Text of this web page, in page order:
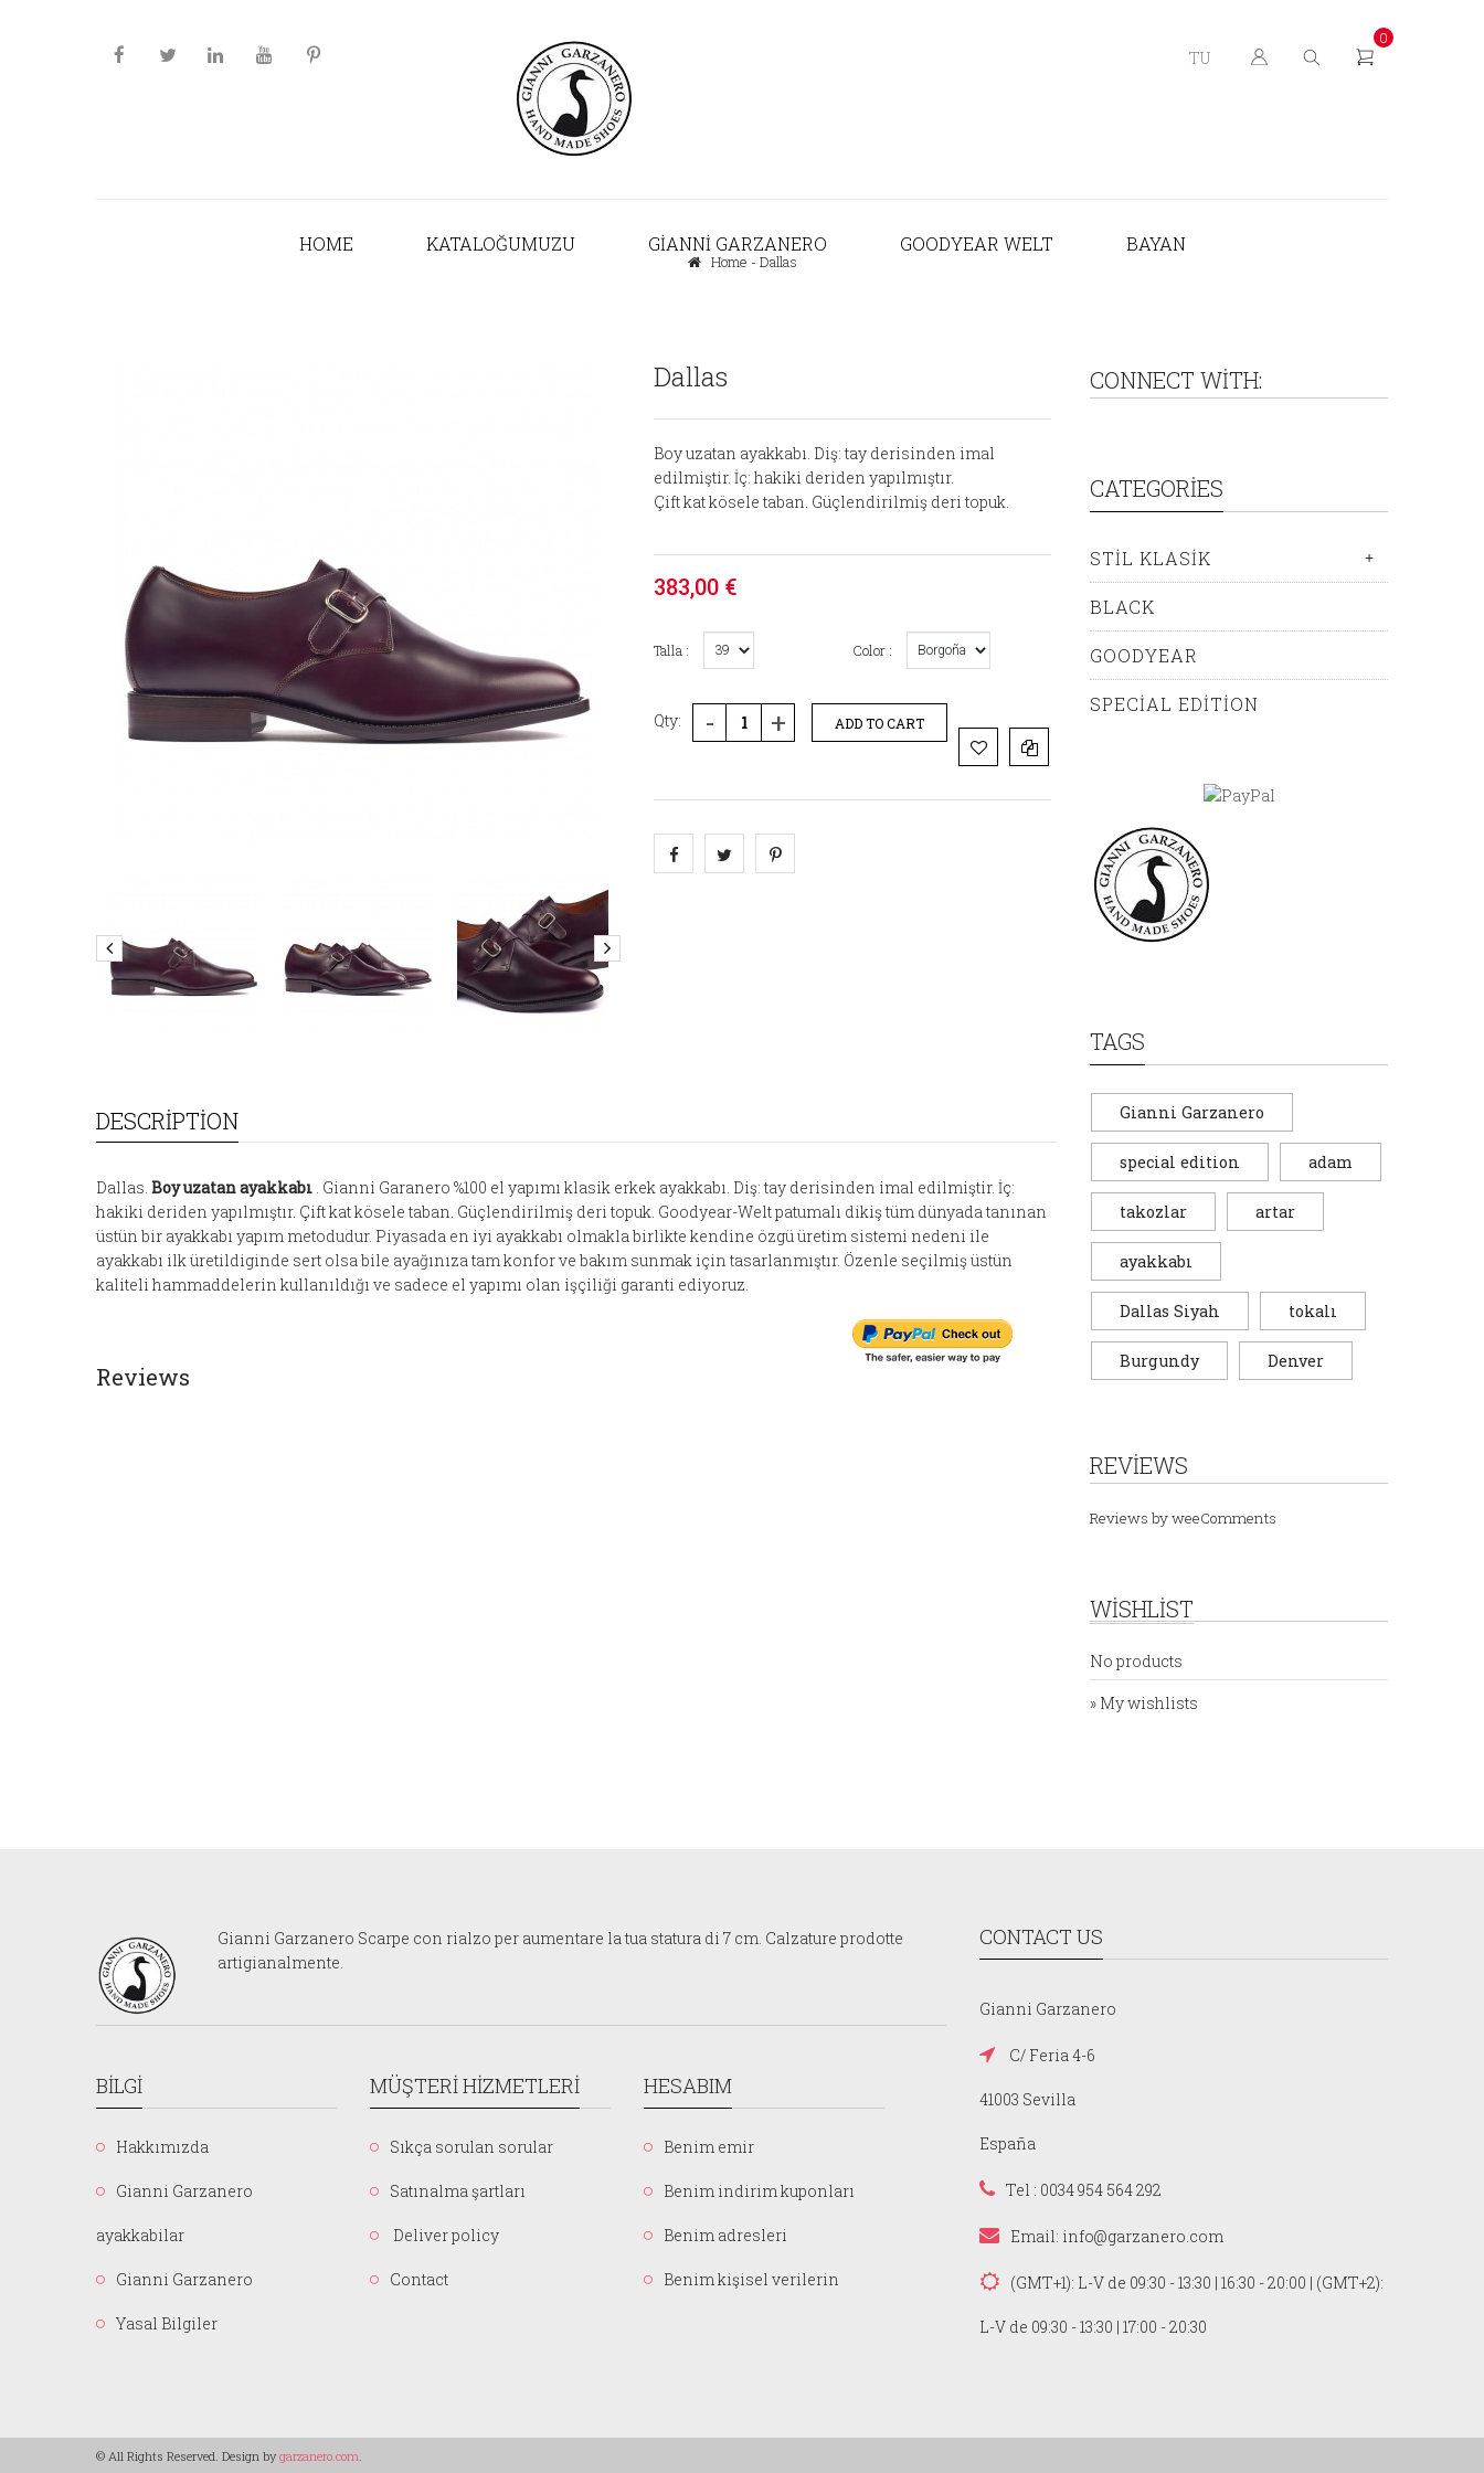
TU
0
HOME KATALOĞUMUZU GIANNI GARZANERO GOODYEAR WELT BAYAN
Home - Dallas
Dallas
Boy uzatan ayakkabı. Diş: tay derisinden imal
edilmiştir. İç: hakiki deriden yapılmıştır.
Çift kat kösele taban. Güçlendirilmiş deri topuk.
383,00 €
Talla : Color :
Qty: - + ADD TO CART
DESCRIPTION
Dallas. Boy uzatan ayakkabı . Gianni Garanero %100 el yapımı klasik erkek ayakkabı. Diş: tay derisinden imal edilmiştir. İç:
hakiki deriden yapılmıştır. Çift kat kösele taban. Güçlendirilmiş deri topuk. Goodyear-Welt patumalı dikiş tüm dünyada tanınan
üstün bir ayakkabı yapım metodudur. Piyasada en iyi ayakkabı olmakla birlikte kendine özgü üretim sistemi nedeni ile
ayakkabı ilk üretildiginde sert olsa bile ayağınıza tam konfor ve bakım sunmak için tasarlanmıştır. Özenle seçilmiş üstün
kaliteli hammaddelerin kullanıldığı ve sadece el yapımı olan işçiliği garanti ediyoruz.
Reviews
CONNECT WITH:
CATEGORIES
+
STIL KLASIK
BLACK
GOODYEAR
SPECIAL EDITION
TAGS
Gianni Garzanero
special edition adam
takozlar artar
ayakkabı
Dallas Siyah tokalı
Burgundy Denver
REVIEWS
Reviews byweeComments
WISHLIST
No products
» My wishlists
Gianni Garzanero Scarpe con rialzo per aumentare la tua statura di 7 cm. Calzature prodotte
artigianalmente.
CONTACT US
Gianni Garzanero
C/ Feria 4-6
41003 Sevilla
España
Tel : 0034 954 564 292
Email: info@garzanero.com
(GMT+1): L-V de 09:30 - 13:30 | 16:30 - 20:00 | (GMT+2):
L-V de 09:30 - 13:30 | 17:00 - 20:30
BILGI
Hakkımızda
Gianni Garzanero
ayakkabilar
Gianni Garzanero
Yasal Bilgiler
MÜŞTERI HIZMETLERI
Sıkça sorulan sorular
Satınalma şartları
Deliver policy
Contact
HESABIM
Benim emir
Benim indirim kuponları
Benim adresleri
Benim kişisel verilerin
© All Rights Reserved. Design by garzanero.com.